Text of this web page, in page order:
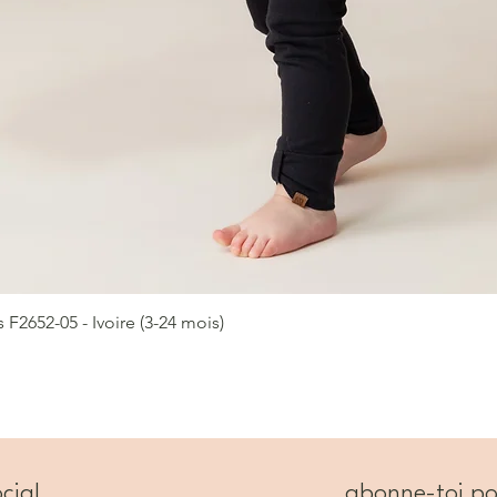
Aperçu rapide
05 - Ivoire (3-24 mois)